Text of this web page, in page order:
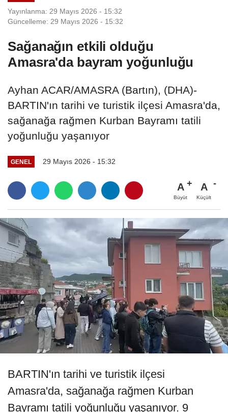
Yayınlanma: 29 Mayıs 2026 - 15:32
Güncelleme: 29 Mayıs 2026 - 15:32
Sağanağın etkili olduğu
Amasra'da bayram yoğunluğu
Ayhan ACAR/AMASRA (Bartın), (DHA)-
BARTIN'ın tarihi ve turistik ilçesi Amasra'da,
sağanağa rağmen Kurban Bayramı tatili
yoğunluğu yaşanıyor
GENEL 29 Mayıs 2026 - 15:32
A
Büyüt
A
Küçült
BARTIN'ın tarihi ve turistik ilçesi
Amasra'da, sağanağa rağmen Kurban
Bayramı tatili yoğunluğu yaşanıyor. 9